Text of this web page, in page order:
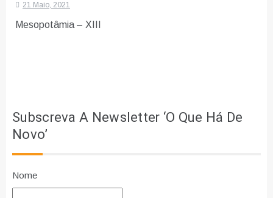
21 Maio, 2021
Mesopotâmia – XIII
Subscreva A Newsletter ‘O Que Há De
Novo’
Nome